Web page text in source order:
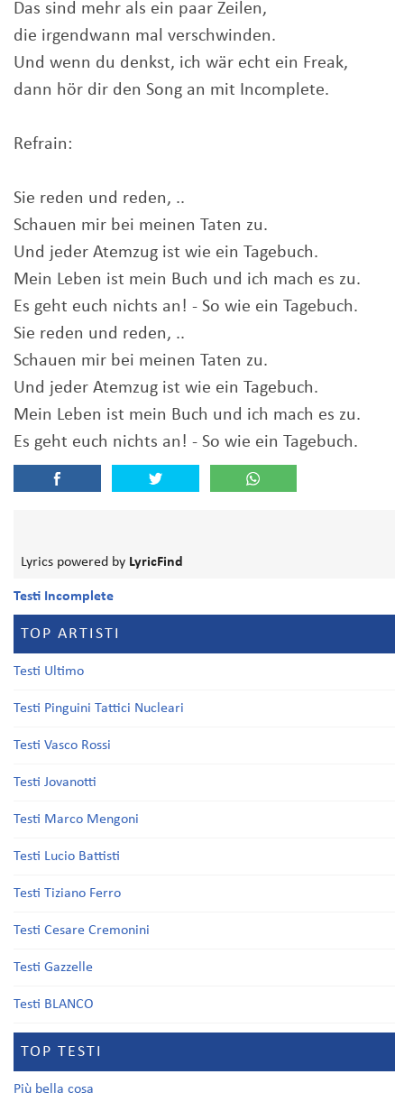
Das sind mehr als ein paar Zeilen,
die irgendwann mal verschwinden.
Und wenn du denkst, ich wär echt ein Freak,
dann hör dir den Song an mit Incomplete.
Refrain:
Sie reden und reden, ..
Schauen mir bei meinen Taten zu.
Und jeder Atemzug ist wie ein Tagebuch.
Mein Leben ist mein Buch und ich mach es zu.
Es geht euch nichts an! - So wie ein Tagebuch.
Sie reden und reden, ..
Schauen mir bei meinen Taten zu.
Und jeder Atemzug ist wie ein Tagebuch.
Mein Leben ist mein Buch und ich mach es zu.
Es geht euch nichts an! - So wie ein Tagebuch.
Lyrics powered by LyricFind
Testi Incomplete
TOP ARTISTI
Testi Ultimo
Testi Pinguini Tattici Nucleari
Testi Vasco Rossi
Testi Jovanotti
Testi Marco Mengoni
Testi Lucio Battisti
Testi Tiziano Ferro
Testi Cesare Cremonini
Testi Gazzelle
Testi BLANCO
TOP TESTI
Più bella cosa